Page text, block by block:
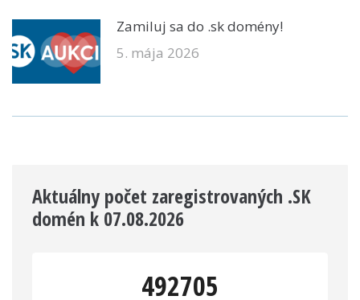
Zamiluj sa do .sk domény!
5. mája 2026
Aktuálny počet zaregistrovaných .SK
domén k 07.08.2026
492705